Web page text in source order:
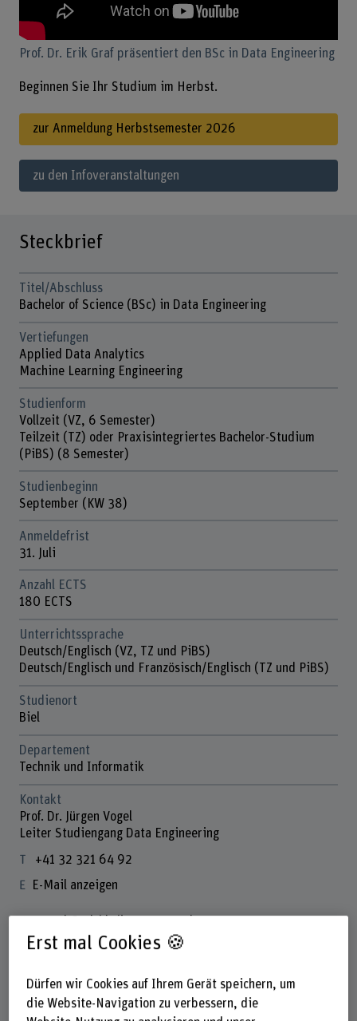
Prof. Dr. Erik Graf präsentiert den BSc in Data Engineering
Beginnen Sie Ihr Studium im Herbst.
zur Anmeldung Herbstsemester 2026
zu den Infoveranstaltungen
Steckbrief
Titel/Abschluss
Bachelor of Science (BSc) in Data Engineering
Vertiefungen
Applied Data Analytics
Machine Learning Engineering
Studienform
Vollzeit (VZ, 6 Semester)
Teilzeit (TZ) oder Praxisintegriertes Bachelor-Studium
(PiBS) (8 Semester)
Studienbeginn
September (KW 38)
Anmeldefrist
31. Juli
Anzahl ECTS
180 ECTS
Unterrichtssprache
Deutsch/Englisch (VZ, TZ und PiBS)
Deutsch/Englisch und Französisch/Englisch (TZ und PiBS)
Studienort
Biel
Departement
Technik und Informatik
Kontakt
Prof. Dr. Jürgen Vogel
Leiter Studiengang Data Engineering
+41 32 321 64 92
E-Mail anzeigen
Studienführer(PDF, 2 MB)
Erst mal Cookies 🍪
Dürfen wir Cookies auf Ihrem Gerät speichern, um
die Website-Navigation zu verbessern, die